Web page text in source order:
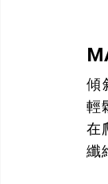
傾
輕
在
纖